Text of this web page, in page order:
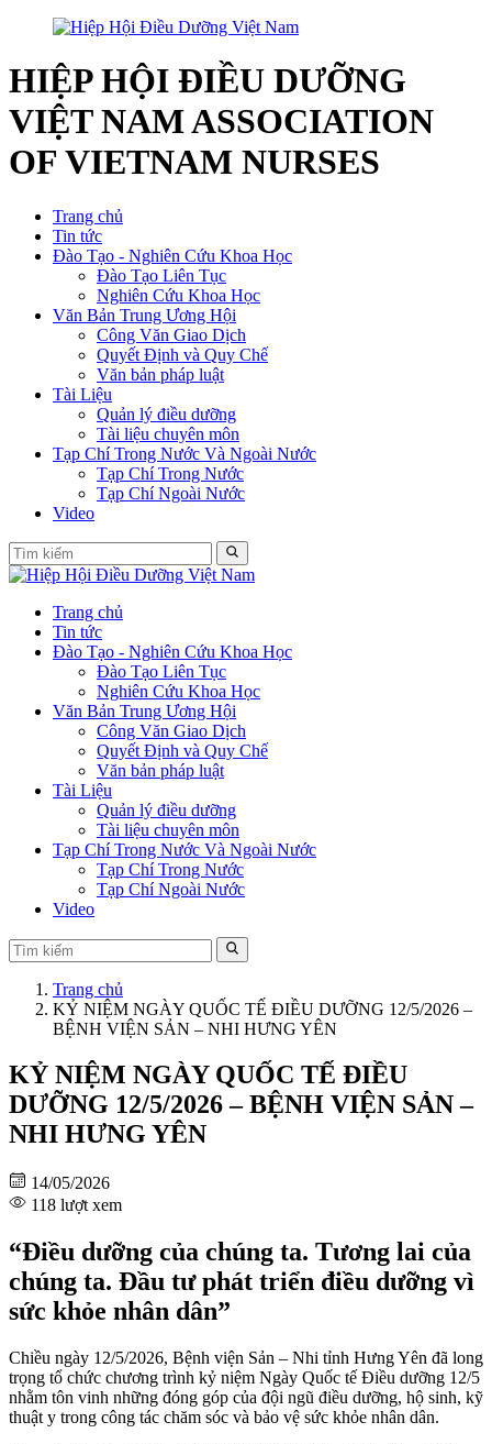
HIỆP HỘI ĐIỀU DƯỠNG
VIỆT NAMASSOCIATION
OF VIETNAM NURSES
Trang chủ
Tin tức
Đào Tạo - Nghiên Cứu Khoa Học
Đào Tạo Liên Tục
Nghiên Cứu Khoa Học
Văn Bản Trung Ương Hội
Công Văn Giao Dịch
Quyết Định và Quy Chế
Văn bản pháp luật
Tài Liệu
Quản lý điều dưỡng
Tài liệu chuyên môn
Tạp Chí Trong Nước Và Ngoài Nước
Tạp Chí Trong Nước
Tạp Chí Ngoài Nước
Video
Trang chủ
Tin tức
Đào Tạo - Nghiên Cứu Khoa Học
Đào Tạo Liên Tục
Nghiên Cứu Khoa Học
Văn Bản Trung Ương Hội
Công Văn Giao Dịch
Quyết Định và Quy Chế
Văn bản pháp luật
Tài Liệu
Quản lý điều dưỡng
Tài liệu chuyên môn
Tạp Chí Trong Nước Và Ngoài Nước
Tạp Chí Trong Nước
Tạp Chí Ngoài Nước
Video
Trang chủ
KỶ NIỆM NGÀY QUỐC TẾ ĐIỀU DƯỠNG 12/5/2026 –
BỆNH VIỆN SẢN – NHI HƯNG YÊN
KỶ NIỆM NGÀY QUỐC TẾ ĐIỀU
DƯỠNG 12/5/2026 – BỆNH VIỆN SẢN –
NHI HƯNG YÊN
14/05/2026
118 lượt xem
“Điều dưỡng của chúng ta. Tương lai của
chúng ta. Đầu tư phát triển điều dưỡng vì
sức khỏe nhân dân”
Chiều ngày 12/5/2026, Bệnh viện Sản – Nhi tỉnh Hưng Yên đã long
trọng tổ chức chương trình kỷ niệm Ngày Quốc tế Điều dưỡng 12/5
nhằm tôn vinh những đóng góp của đội ngũ điều dưỡng, hộ sinh, kỹ
thuật y trong công tác chăm sóc và bảo vệ sức khỏe nhân dân.